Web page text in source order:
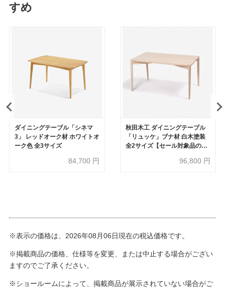
すめ
ダイニングテーブル「シネマ
3」 レッドオーク材 ホワイトオ
ーク色 全3サイズ
84,700 円
秋田木工 ダイニングテーブル
「リュッケ」ブナ材 白木塗装
全2サイズ【セール対象品のた
96,800 円
※表示の価格は、2026年08月06日現在の税込価格です。
※掲載商品の価格、仕様等を変更、または中止する場合がござい
ますのでご了承ください。
※ショールームによって、掲載商品が展示されていない場合がご